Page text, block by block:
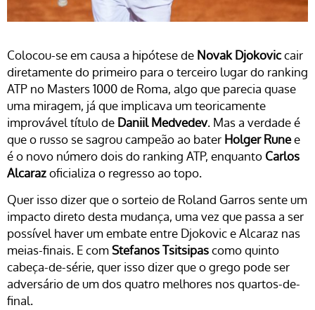
Colocou-se em causa a hipótese de Novak Djokoviccair
diretamente do primeiro para o terceiro lugar do ranking
ATP no Masters 1000 de Roma, algo que parecia quase
uma miragem, já que implicava um teoricamente
improvável título de Daniil Medvedev. Mas a verdade é
que o russo se sagrou campeão ao bater Holger Runee
é o novo número dois do ranking ATP, enquanto Carlos
Alcarazoficializa o regresso ao topo.
Quer isso dizer que o sorteio de Roland Garros sente um
impacto direto desta mudança, uma vez que passa a ser
possível haver um embate entre Djokovic e Alcaraz nas
meias-finais. E comStefanos Tsitsipascomo quinto
cabeça-de-série, quer isso dizer que o grego pode ser
adversário de um dos quatro melhores nos quartos-de-
final.